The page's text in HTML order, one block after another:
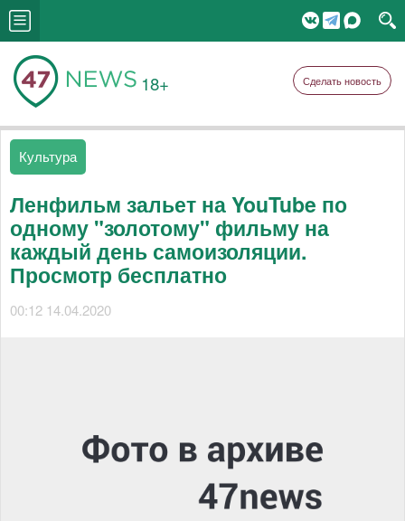
18+ Сделать новость
Культура
Ленфильм зальет на YouTube по
одному "золотому" фильму на
каждый день самоизоляции.
Просмотр бесплатно
00:12 14.04.2020